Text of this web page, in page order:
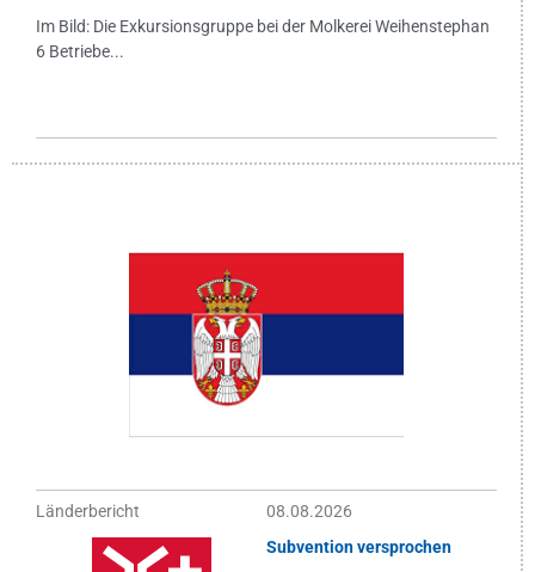
Im Bild: Die Exkursionsgruppe bei der Molkerei Weihenstephan
6 Betriebe...
Länderbericht
08.08.2026
Subvention versprochen